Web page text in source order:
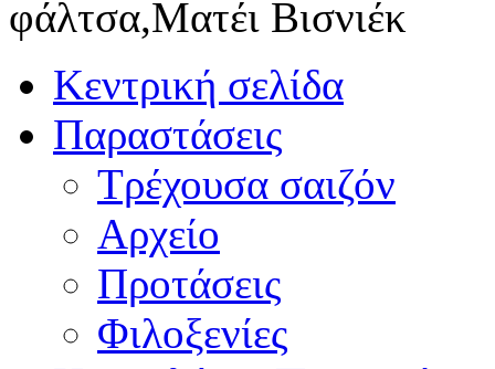
Κεντρική σελίδα
Παραστάσεις
Τρέχουσα σαιζόν
Αρχείο
Προτάσεις
Φιλοξενίες